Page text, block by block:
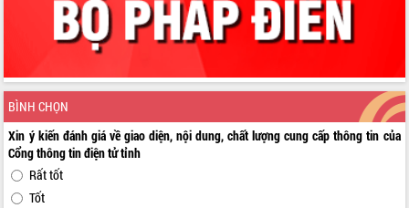
BÌNH CHỌN
Xin ý kiến đánh giá về giao diện, nội dung, chất lượng cung cấp thông tin của
Cổng thông tin điện tử tỉnh
Rất tốt
Tốt